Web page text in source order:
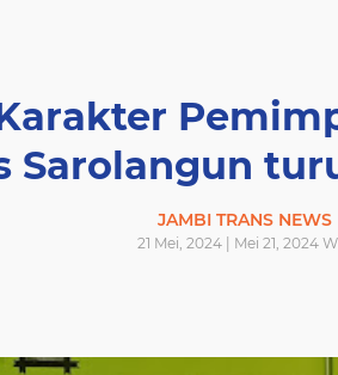
Sarolangun
JAMBI TRANS NEWS
21 Mei, 2024 | Mei 21, 2024